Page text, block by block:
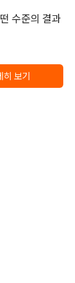
수준의 결과
히 보기